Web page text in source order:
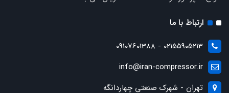
ارتباط با ما
02155905213 - 09107601388
info@iran-compressor.ir
تهران - شهرک صنعتی چهاردانگه